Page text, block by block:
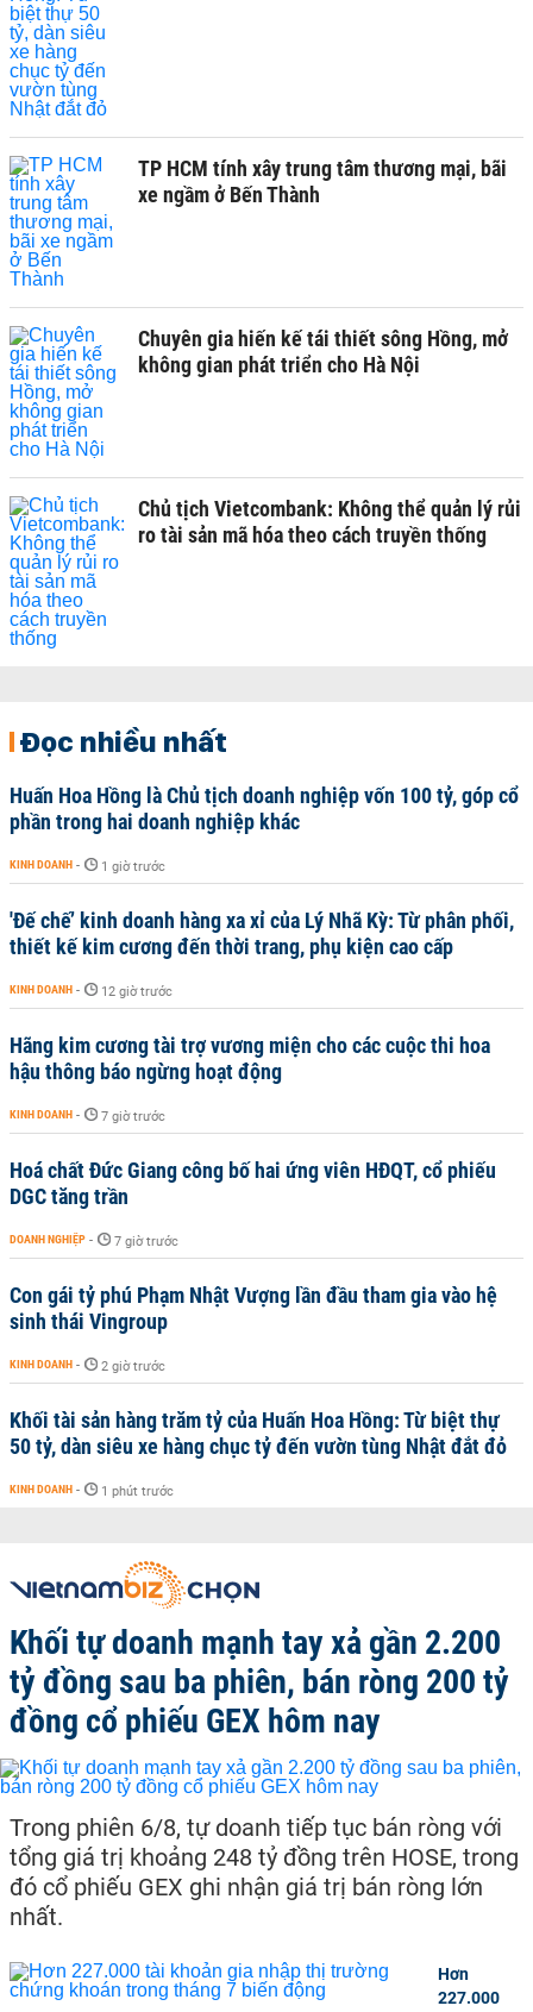
TP HCM tính xây trung tâm thương mại, bãi
xe ngầm ở Bến Thành
Chuyên gia hiến kế tái thiết sông Hồng, mở
không gian phát triển cho Hà Nội
Chủ tịch Vietcombank: Không thể quản lý rủi
ro tài sản mã hóa theo cách truyền thống
Đọc nhiều nhất
Huấn Hoa Hồng là Chủ tịch doanh nghiệp vốn 100 tỷ, góp cổ
phần trong hai doanh nghiệp khác
KINH DOANH - 1 giờ trước
'Đế chế’ kinh doanh hàng xa xỉ của Lý Nhã Kỳ: Từ phân phối,
thiết kế kim cương đến thời trang, phụ kiện cao cấp
KINH DOANH - 12 giờ trước
Hãng kim cương tài trợ vương miện cho các cuộc thi hoa
hậu thông báo ngừng hoạt động
KINH DOANH - 7 giờ trước
Hoá chất Đức Giang công bố hai ứng viên HĐQT, cổ phiếu
DGC tăng trần
DOANH NGHIỆP - 7 giờ trước
Con gái tỷ phú Phạm Nhật Vượng lần đầu tham gia vào hệ
sinh thái Vingroup
KINH DOANH - 2 giờ trước
Khối tài sản hàng trăm tỷ của Huấn Hoa Hồng: Từ biệt thự
50 tỷ, dàn siêu xe hàng chục tỷ đến vườn tùng Nhật đắt đỏ
KINH DOANH - 1 phút trước
Khối tự doanh mạnh tay xả gần 2.200
tỷ đồng sau ba phiên, bán ròng 200 tỷ
đồng cổ phiếu GEX hôm nay
Trong phiên 6/8, tự doanh tiếp tục bán ròng với
tổng giá trị khoảng 248 tỷ đồng trên HOSE, trong
đó cổ phiếu GEX ghi nhận giá trị bán ròng lớn
nhất.
Hơn
227.000